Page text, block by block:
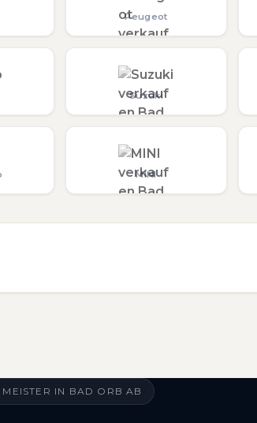
Peugeot
Suzuki
MINI
IN BAD ORB AB